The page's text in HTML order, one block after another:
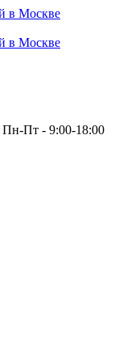
Пн-Пт - 9:00-18:00